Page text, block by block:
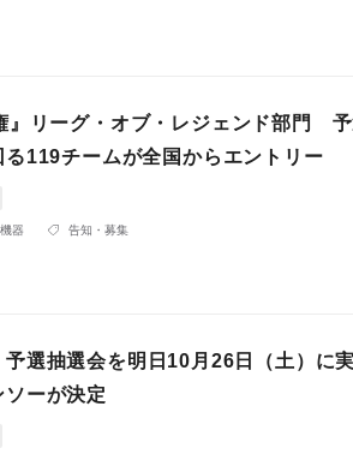
』リーグ・オブ・レジェンド部門
119チームが全国からエントリー
器 告知・募集
選抽選会を明日10月26日（土）
ーが決定